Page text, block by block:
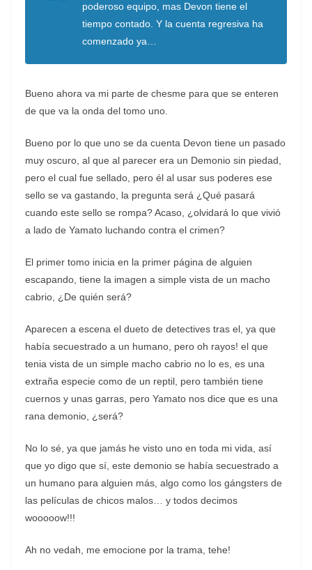
poderoso equipo, mas Devon tiene el
tiempo contado. Y la cuenta regresiva ha
comenzado ya…
Bueno ahora va mi parte de chesme para que se enteren
de que va la onda del tomo uno.
Bueno por lo que uno se da cuenta Devon tiene un pasado
muy oscuro, al que al parecer era un Demonio sin piedad,
pero el cual fue sellado, pero él al usar sus poderes ese
sello se va gastando, la pregunta será ¿Qué pasará
cuando este sello se rompa? Acaso, ¿olvidará lo que vivió
a lado de Yamato luchando contra el crimen?
El primer tomo inicia en la primer página de alguien
escapando, tiene la imagen a simple vista de un macho
cabrio, ¿De quién será?
Aparecen a escena el dueto de detectives tras el, ya que
había secuestrado a un humano, pero oh rayos! el que
tenia vista de un simple macho cabrio no lo es, es una
extraña especie como de un reptil, pero también tiene
cuernos y unas garras, pero Yamato nos dice que es una
rana demonio, ¿será?
No lo sé, ya que jamás he visto uno en toda mi vida, así
que yo digo que sí, este demonio se había secuestrado a
un humano para alguien más, algo como los gángsters de
las películas de chicos malos… y todos decimos
wooooow!!!
Ah no vedah, me emocione por la trama, tehe!